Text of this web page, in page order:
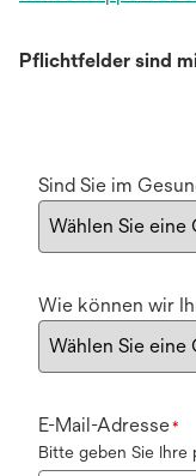
Pflichtfelder sind
Sind Sie im
Wie können wir
E-Mail-Adresse*
Bitte geben Sie Ihre